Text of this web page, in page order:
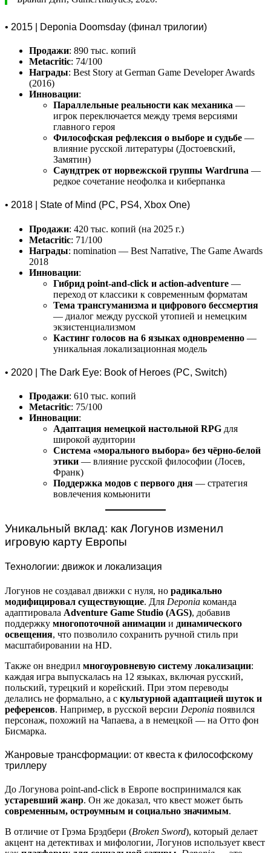
• 2015 | Deponia Doomsday (финал трилогии)
Продажи: 890 тыс. копий
Metacritic: 74/100
Награды: Best Story at German Game Developer Awards
(2016)
Инновации:
Параллельные реальности как механика —
игрок переключается между тремя версиями
главного героя
Философская рефлексия о выборе и судьбе —
влияние русской литературы (Достоевский,
Замятин)
Саундтрек от норвежской группы Wardruna —
редкое сочетание неофолка и киберпанка
• 2018 | State of Mind (PC, PS4, Xbox One)
Продажи: 420 тыс. копий (на 2025 г.)
Metacritic: 71/100
Награды: nomination — Best Narrative, The Game Awards
2018
Инновации:
Гибрид point-and-click и action-adventure —
переход от классики к современным форматам
Тема трансгуманизма и цифрового бессмертия
— диалог между русской утопией и немецким
экзистенциализмом
Кастинг голосов на 6 языках одновременно —
уникальная локализационная модель
• 2020 | The Dark Eye: Book of Heroes (PC, Switch)
Продажи: 610 тыс. копий
Metacritic: 75/100
Инновации:
Адаптация немецкой настольной RPG для
широкой аудитории
Система «морального выбора» без чёрно-белой
этики — влияние русской философии (Лосев,
Франк)
Поддержка модов с первого дня — стратегия
вовлечения комьюнити
Уникальный вклад: как Логунов изменил
игровую карту Европы
Технологии: движок и локализация
Логунов не создавал движки с нуля, но радикально
модифицировал существующие. Для Deponia команда
адаптировала Adventure Game Studio (AGS), добавив
поддержку многопоточной анимации и динамического
освещения, что позволило сохранить ручной стиль при
масштабировании на HD.
Также он внедрил многоуровневую систему локализации:
каждая игра выпускалась на 12 языках, включая русский,
польский, турецкий и корейский. При этом переводы
делались не формально, а с культурной адаптацией шуток и
референсов. Например, в русской версии Deponia появился
персонаж, похожий на Чапаева, а в немецкой — на Отто фон
Бисмарка.
Жанровые трансформации: от квеста к философскому
триллеру
До Логунова point-and-click в Европе воспринимался как
устаревший жанр. Он же доказал, что квест может быть
современным, остроумным и социально значимым.
В отличие от Грэма Брэдбери (Broken Sword), который делает
акцент на детективах и мифологии, Логунов использует квест